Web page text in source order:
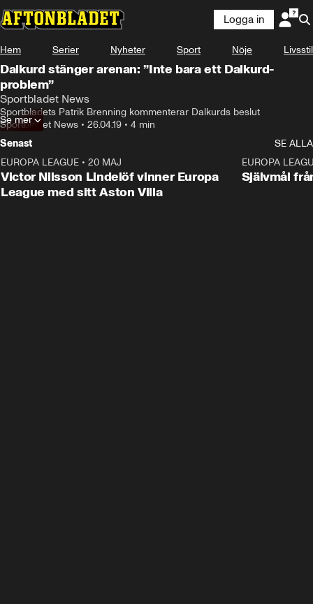
Logga in
Hem Serier Nyheter Sport Nöje Livsstil
Dalkurd stänger arenan: ”Inte bara ett Dalkurd-
problem”
Sportbladet News
Sportbladets Patrik Brenning kommenterar Dalkurds beslut
Sportbladet News • 26.04.19 • 4 min
Se mer
Senast
SE ALLA
EUROPA LEAGUE • 20 MAJ
Victor Nilsson Lindelöf vinner Europa
League med sitt Aston Villa
EUROPA
Självmål